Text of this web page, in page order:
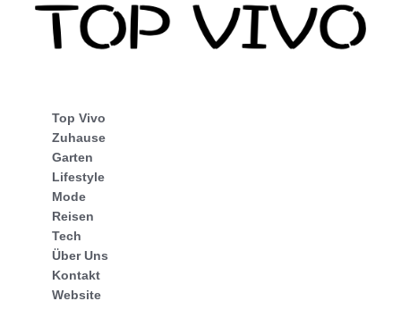
Top Vivo
Zuhause
Garten
Lifestyle
Mode
Reisen
Tech
Über Uns
Kontakt
Website